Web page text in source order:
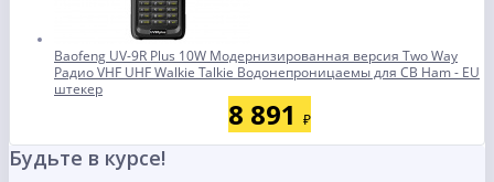
Baofeng UV-9R Plus 10W Модернизированная версия Two Way
Радио VHF UHF Walkie Talkie Водонепроницаемы для CB Ham - EU
штекер
8 891 ₽
Будьте в курсе!